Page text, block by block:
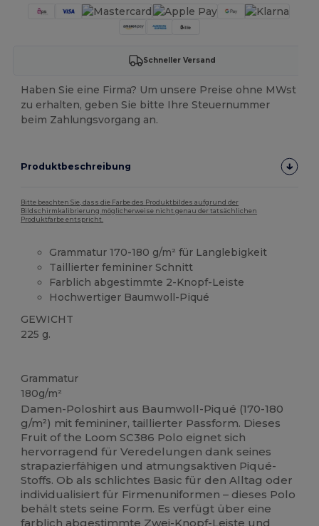
Schneller Versand
Haben Sie eine Firma? Um unsere Preise ohne MWst
zu erhalten, geben Sie bitte Ihre Steuernummer
beim Zahlungsvorgang an.
Produktbeschreibung
Bitte beachten Sie, dass die Farbe des Produktbildes aufgrund der
Bildschirmkalibrierung möglicherweise nicht genau der tatsächlichen
Produktfarbe entspricht.
Grammatur 170-180 g/m² für Langlebigkeit
Taillierter femininer Schnitt
Farblich abgestimmte 2-Knopf-Leiste
Hochwertiger Baumwoll-Piqué
GEWICHT
225 g.
Grammatur
180g/m²
Damen-Poloshirt aus Baumwoll-Piqué (170-180
g/m²) mit femininer, taillierter Passform. Dieses
Fruit of the Loom SC386 Polo eignet sich
hervorragend für Veredelungen dank seines
strapazierfähigen und atmungsaktiven Piqué-
Stoffs. Ob als schlichtes Basic für den Alltag oder
individualisiert für Firmenuniformen – dieses Polo
behält stets seine Form. Es verfügt über eine
farblich abgestimmte Zwei-Knopf-Leiste und